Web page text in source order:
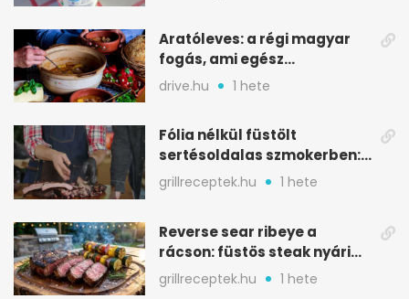
Aratóleves: a régi magyar
fogás, ami egész
csapatokat jóllakatott
drive.hu 1 hete
Fólia nélkül füstölt
sertésoldalas szmokerben:
ropogós bark, 6 óra
grillreceptek.hu 1 hete
Reverse sear ribeye a
rácson: füstös steak nyári
tökkebabbal
grillreceptek.hu 1 hete